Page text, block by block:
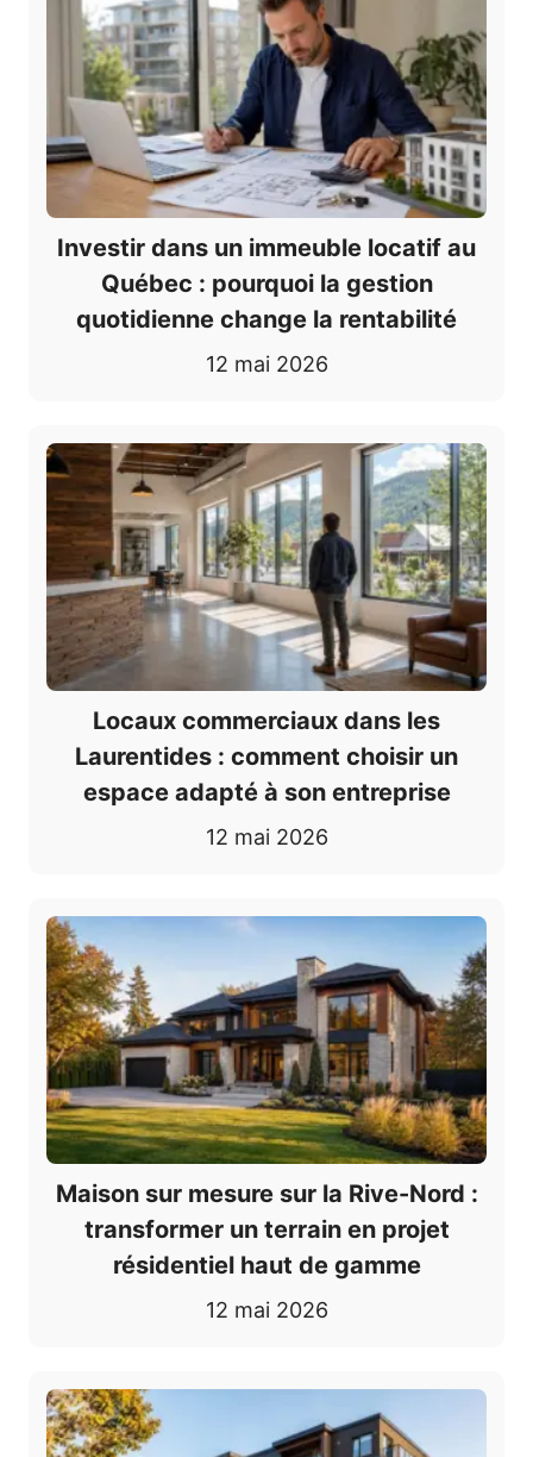
Investir dans un immeuble locatif au
Québec : pourquoi la gestion
quotidienne change la rentabilité
12 mai 2026
Locaux commerciaux dans les
Laurentides : comment choisir un
espace adapté à son entreprise
12 mai 2026
Maison sur mesure sur la Rive-Nord :
transformer un terrain en projet
résidentiel haut de gamme
12 mai 2026